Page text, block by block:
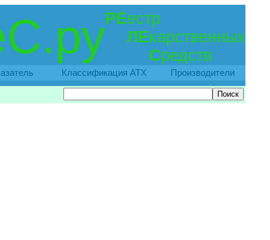
РЕестр
ЛЕкарственных
Средств
Классификация АТХ Производители